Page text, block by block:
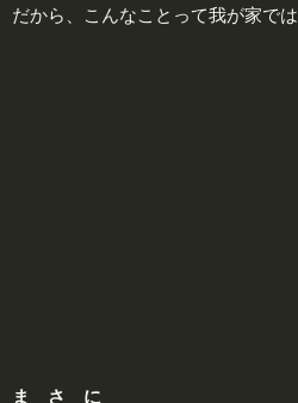
だから、こんなことって我が家では
ま さ に